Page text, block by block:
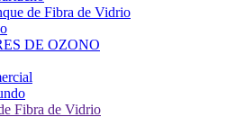
de Fibra de Vidrio
DE OZONO
Fibra de Vidrio